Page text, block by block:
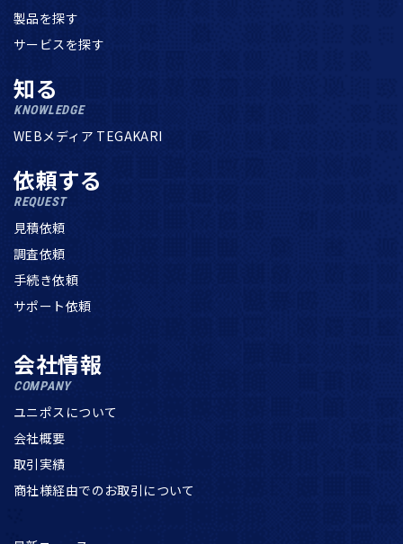
製品を探す
サービスを探す
知る
KNOWLEDGE
WEBメディア TEGAKARI
依頼する
REQUEST
見積依頼
調査依頼
手続き依頼
サポート依頼
会社情報
COMPANY
ユニポスについて
会社概要
取引実績
商社様経由でのお取引について